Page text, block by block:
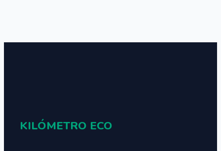
KILÓMETRO ECO